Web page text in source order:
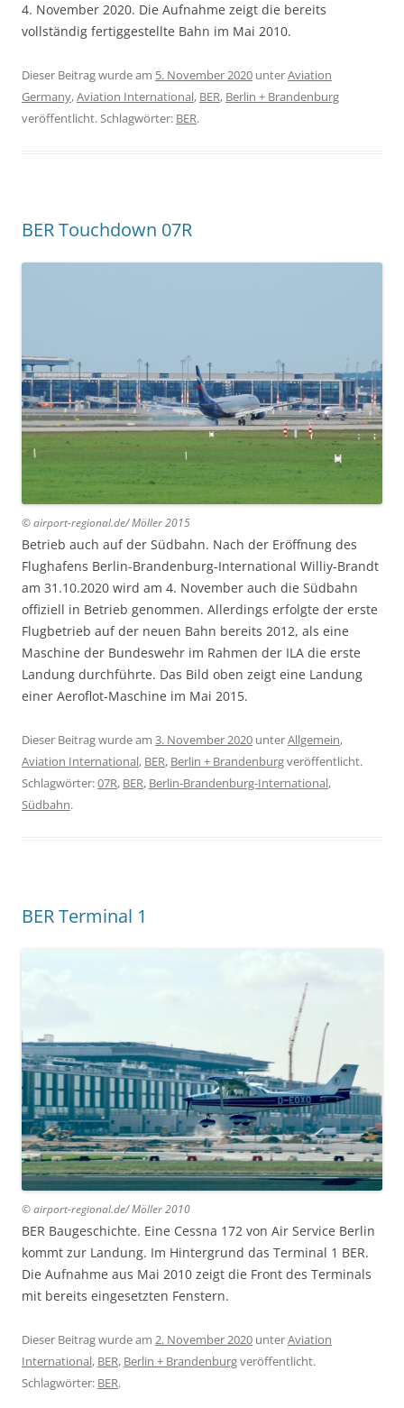
4. November 2020. Die Aufnahme zeigt die bereits
vollständig fertiggestellte Bahn im Mai 2010.
Dieser Beitrag wurde am 5. November 2020 unterAviation
Germany,Aviation International, BER, Berlin + Brandenburg
veröffentlicht. Schlagwörter: BER.
BER Touchdown 07R
© airport-regional.de/ Möller 2015
Betrieb auch auf der Südbahn. Nach der Eröffnung des
Flughafens Berlin-Brandenburg-International Williy-Brandt
am 31.10.2020 wird am 4. November auch die Südbahn
offiziell in Betrieb genommen. Allerdings erfolgte der erste
Flugbetrieb auf der neuen Bahn bereits 2012, als eine
Maschine der Bundeswehr im Rahmen der ILA die erste
Landung durchführte. Das Bild oben zeigt eine Landung
einer Aeroflot-Maschine im Mai 2015.
Dieser Beitrag wurde am 3. November 2020 unterAllgemein,
Aviation International, BER, Berlin + Brandenburgveröffentlicht.
Schlagwörter:07R, BER, Berlin-Brandenburg-International,
Südbahn.
BER Terminal 1
© airport-regional.de/ Möller 2010
BER Baugeschichte. Eine Cessna 172 von Air Service Berlin
kommt zur Landung. Im Hintergrund das Terminal 1 BER.
Die Aufnahme aus Mai 2010 zeigt die Front des Terminals
mit bereits eingesetzten Fenstern.
Dieser Beitrag wurde am 2. November 2020 unterAviation
International, BER, Berlin + Brandenburgveröffentlicht.
Schlagwörter: BER.